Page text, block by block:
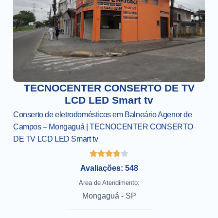
TECNOCENTER CONSERTO DE TV
LCD LED Smart tv
Conserto de eletrodomésticos em Balneário Agenor de
Campos – Mongaguá | TECNOCENTER CONSERTO
DE TV LCD LED Smart tv
Avaliações: 548
Area de Atendimento:
Mongaguá - SP